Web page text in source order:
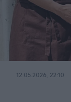
12.05.2026, 22:10